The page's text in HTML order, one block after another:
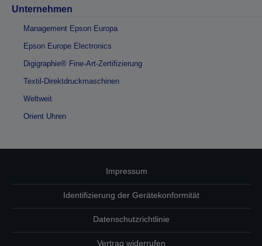
Unternehmen
Management Epson Europa
Epson Europe Electronics
Digigraphie® Fine-Art-Zertifizierung
Textil-Direktdruckmaschinen
Weltweit
Orient Uhren
Impressum
Identifizierung der Gerätekonformität
Datenschutzrichtlinie
Vertrag widerrufen